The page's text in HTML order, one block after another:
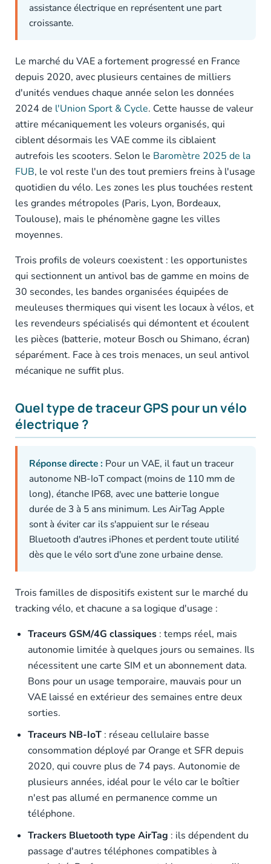
assistance électrique en représentent une part
croissante.
Le marché du VAE a fortement progressé en France
depuis 2020, avec plusieurs centaines de milliers
d'unités vendues chaque année selon les données
2024 de l'Union Sport & Cycle. Cette hausse de valeur
attire mécaniquement les voleurs organisés, qui
ciblent désormais les VAE comme ils ciblaient
autrefois les scooters. Selon le Baromètre 2025 de la
FUB, le vol reste l'un des tout premiers freins à l'usage
quotidien du vélo. Les zones les plus touchées restent
les grandes métropoles (Paris, Lyon, Bordeaux,
Toulouse), mais le phénomène gagne les villes
moyennes.
Trois profils de voleurs coexistent : les opportunistes
qui sectionnent un antivol bas de gamme en moins de
30 secondes, les bandes organisées équipées de
meuleuses thermiques qui visent les locaux à vélos, et
les revendeurs spécialisés qui démontent et écoulent
les pièces (batterie, moteur Bosch ou Shimano, écran)
séparément. Face à ces trois menaces, un seul antivol
mécanique ne suffit plus.
Quel type de traceur GPS pour un vélo
électrique ?
Réponse directe : Pour un VAE, il faut un traceur
autonome NB-IoT compact (moins de 110 mm de
long), étanche IP68, avec une batterie longue
durée de 3 à 5 ans minimum. Les AirTag Apple
sont à éviter car ils s'appuient sur le réseau
Bluetooth d'autres iPhones et perdent toute utilité
dès que le vélo sort d'une zone urbaine dense.
Trois familles de dispositifs existent sur le marché du
tracking vélo, et chacune a sa logique d'usage :
Traceurs GSM/4G classiques: temps réel, mais
autonomie limitée à quelques jours ou semaines. Ils
nécessitent une carte SIM et un abonnement data.
Bons pour un usage temporaire, mauvais pour un
VAE laissé en extérieur des semaines entre deux
sorties.
Traceurs NB-IoT: réseau cellulaire basse
consommation déployé par Orange et SFR depuis
2020, qui couvre plus de 74 pays. Autonomie de
plusieurs années, idéal pour le vélo car le boîtier
n'est pas allumé en permanence comme un
téléphone.
Trackers Bluetooth type AirTag : ils dépendent du
passage d'autres téléphones compatibles à